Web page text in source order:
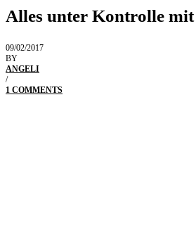
Alles unter Kontrolle
09/02/2017
BY
ANGELI
/
1 COMMENTS